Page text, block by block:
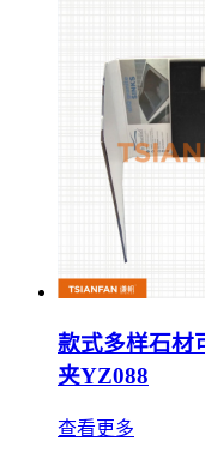
款式多样石材
夹YZ088
查看更多